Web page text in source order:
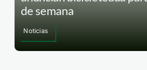
de semana
Noticias